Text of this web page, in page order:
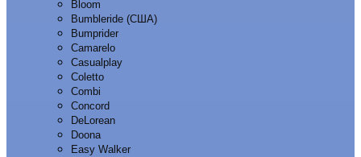
Bloom
Bumbleride (США)
Bumprider
Camarelo
Casualplay
Coletto
Combi
Concord
DeLorean
Doona
Easy Walker